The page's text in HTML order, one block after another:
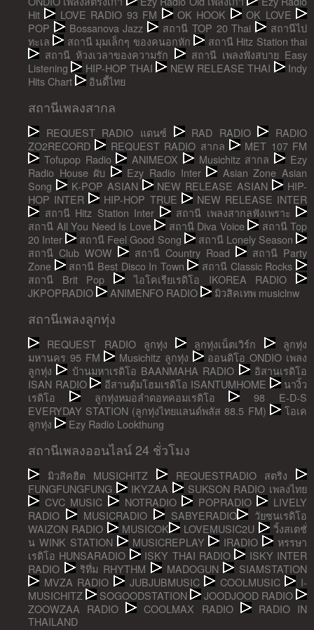
Hit
LOVE RADIO 93 FM OK HOOK
OK LOVE
POP
Bossanova Jazz สถานี TOP 20 Thai
สถานีไป
ทะเล
สถานี มุมเล็กๆ ของคนอกหัก
สถานี Hitz Station thai
สถานี ห้วงเวลาของความรัก
สถานี เพลงฟังสบาย Easy
Listening
HIP-HOP THAI NEW RELEASE THAI
Indy
Hits Chart
อินดี้ไทย
สถานีเพลงสากล
REQUEST RADIO แดนซ์ RAD RADIO
RADIO
ZO2RECORD
REQUEST RADIO สากล
MET 107 FM
Tofupop Radio
ANIMEOX Musichitz สากล
Ezy
Radio House ผับ
Ezy Radio Inter
Asian Zone Asian
Song
K-POP ASIAN NEW RELEASE ASIAN
HIP-
HOP INTER
HIP-HOP TRUE
NEW RELEASE INTER
สถานี Hitz Station Inter
สถานี เพลงสากลฟังเพราะ
สถานี All You Need Is Love
สถานี Diva Voice
สถานี Top
20 Inter
สถานี Feel Good Song
สถานี Lonely Season
สถานี Club WOW
สถานี Country Road
สถานี Party
Zone
สถานี Best Disco In Town
สถานี Classic Rocks
สถานี Brit Pop
ไอโคเรียเรดิโอ IKOREA RADIO
JKPOPRADIO
ANIMENFO RADIO มิวสิคเทพ musiclnw
สถานีเพลงลูกทุ่ง
REQUEST RADIO ลูกทุ่ง ลูกทุ่งเน็ตเวิร์ก
ลูกทุ่ง
มหานคร 95 FM
Musichitz ลูกทุ่ง
ออนดิโอ ONDIO เพลง
ลูกทุ่ง
บ้านมหาเรดิโอ BAANMAHA RADIO
อิสานเรดิโอ
ISAN RADIO
อีสานตุ้มโฮมเรดิโอ ISANTUMHOME
นางิ้ว
เรดิโอ
ลูกทุ่งหมอลำดอทคอมเรดิโอ
98 E-D-S
EVERYDAY STATION (ลูกทุ่งไทยแลนด์พลัส 88.5 FM)
โอเค
ลูกทุ่ง
Ezy Radio Lookthung
สถานีเพลงออนไลน์ 24 ชั่วโมง
มิวสิคฮิต MUSICHITZ
REQUESTRADIO สตริง
FUNGFUNGFUNG
IKYZAA
SUKSON RADIO เพลงไทย
CVC MUSIC
NOTRADIO POPRADIO
LIVELY
RADIO
MUSICRADIO SABYERADIO
วัยซนเรดิโอ
WAIZON RADIO
MUSICOK LOVEMUSIC2U
วิ้งสเตชั่
น WINK STATION
MUSICREPLAY IRADIO
หรรษา
เรดิโอ HUNSARADIO
ISKY THAI RADIO
ISKY INTER
RADIO
ริทึ่ม RHYTHM MADOGUN
SIAMSTATION
MVZA RADIO
JUBJUBMUSIC COOLMUSIC
I-
MUSICHITZ
SOGOODSTATION
JOODJOOD RADIO
ZOOWZAA RADIO
COOLMAX RADIO
RADIO IN
THAILAND